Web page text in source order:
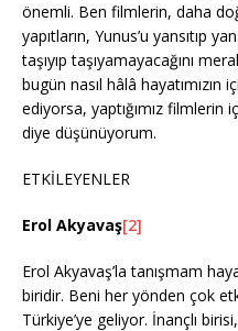
önemli. Ben filmlerin, daha
yapıtların, Yunus’u yansıtıp
taşıyıp taşıyamayacağını
bugün nasıl hâlâ hayatımızın
ediyorsa, yaptığımız filmlerin
diye düşünüyorum.
ETKİLEYENLER
Erol Akyavaş[2]
Erol Akyavaş’la tanışmam
biridir. Beni her yönden çok
Türkiye’ye geliyor. İnançlı